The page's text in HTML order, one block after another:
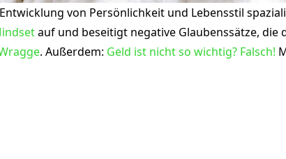
von Persönlichkeit und Lebensstil
auf und beseitigt negative Glaubenssätze, die
. Außerdem: Geld ist nicht so wichtig? Falsch!